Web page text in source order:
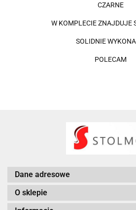
CZARNE
W KOMPLECIE ZNAJDUJE
SOLIDNIE
POLECAM
Dane adresowe
O sklepie